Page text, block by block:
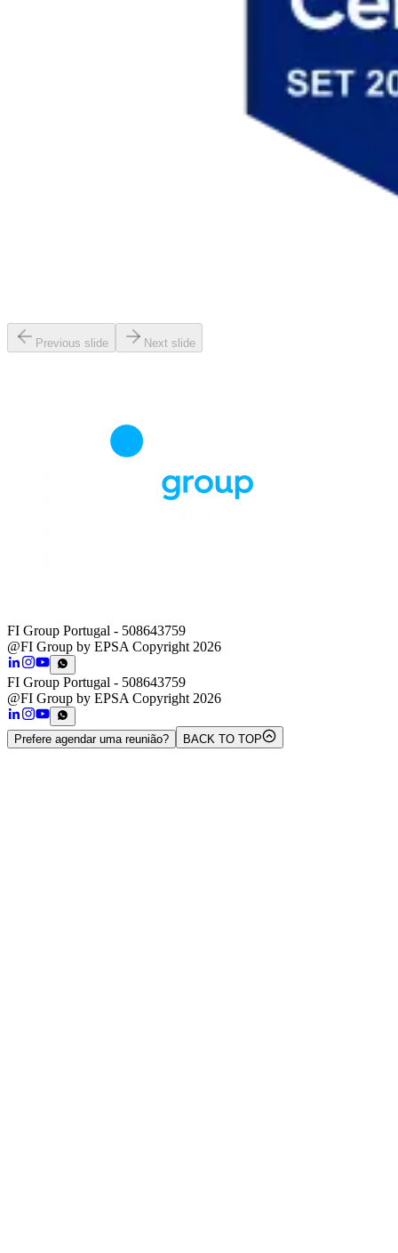
Previous slide Next slide
FI Group Portugal - 508643759
@FI Group by EPSA Copyright 2026
FI Group Portugal - 508643759
@FI Group by EPSA Copyright 2026
Prefere agendar uma reunião? BACK TO TOP